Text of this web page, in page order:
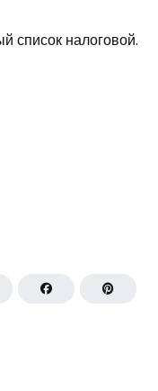
список налоговой.